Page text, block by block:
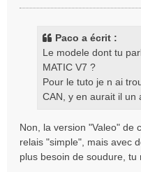
e
Paco a écrit :
Le modele dont tu
MATIC V7 ?
Pour le tuto je n ai
CAN, y en aurait il un
Non, la version "Valeo" de
relais "simple", mais avec
plus besoin de soudure, tu